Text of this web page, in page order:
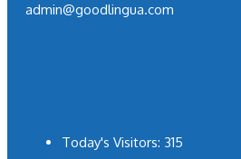
admin@goodlingua.com
Today's Visitors: 315